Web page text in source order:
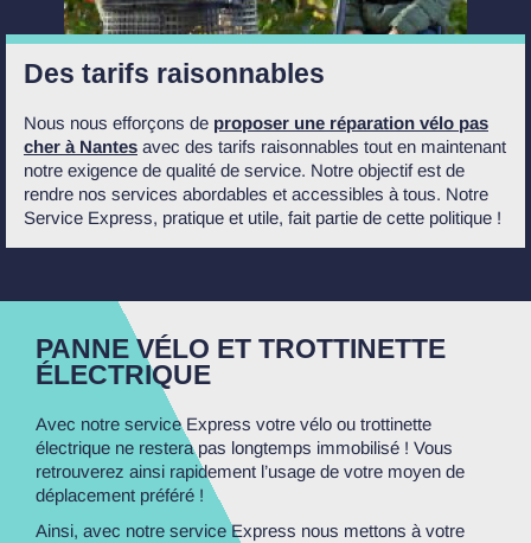
Des tarifs raisonnables
Nous nous efforçons de proposer une réparation vélo pas
cher à Nantes avec des tarifs raisonnables tout en maintenant
notre exigence de qualité de service. Notre objectif est de
rendre nos services abordables et accessibles à tous. Notre
Service Express, pratique et utile, fait partie de cette politique !
PANNE VÉLO ET TROTTINETTE
ÉLECTRIQUE
Avec notre service Express votre vélo ou trottinette
électrique ne restera pas longtemps immobilisé ! Vous
retrouverez ainsi rapidement l’usage de votre moyen de
déplacement préféré !
Ainsi, avec notre service Express nous mettons à votre